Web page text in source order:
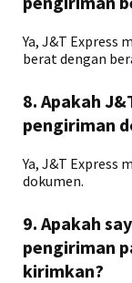
Ya, J&T Express
berat dengan
8. Apakah
pengiriman
Ya, J&T Express
dokumen.
9. Apakah
pengiriman
kirimkan?